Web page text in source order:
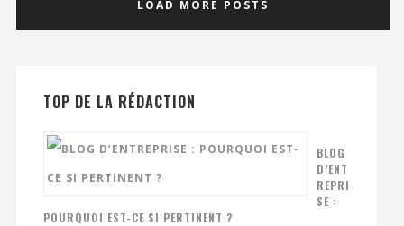
LOAD MORE POSTS
TOP DE LA RÉDACTION
BLOG
D’ENT
REPRI
SE :
POURQUOI EST-CE SI PERTINENT ?